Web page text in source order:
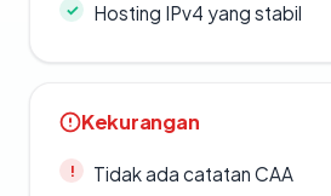
Hosting IPv4 yang stabil
Kekurangan
Tidak ada catatan CAA